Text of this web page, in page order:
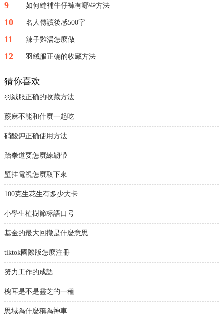
9 如何縫補牛仔褲有哪些方法
10 名人傳讀後感500字
11 辣子雞湯怎麼做
12 羽絨服正确的收藏方法
猜你喜欢
羽絨服正确的收藏方法
蕨麻不能和什麼一起吃
硝酸鉀正确使用方法
跆拳道要怎麼練韌帶
壁挂電視怎麼取下來
100克生花生有多少大卡
小學生植樹節标語口号
基金的最大回撤是什麼意思
tiktok國際版怎麼注冊
努力工作的成語
槐耳是不是靈芝的一種
思域為什麼稱為神車